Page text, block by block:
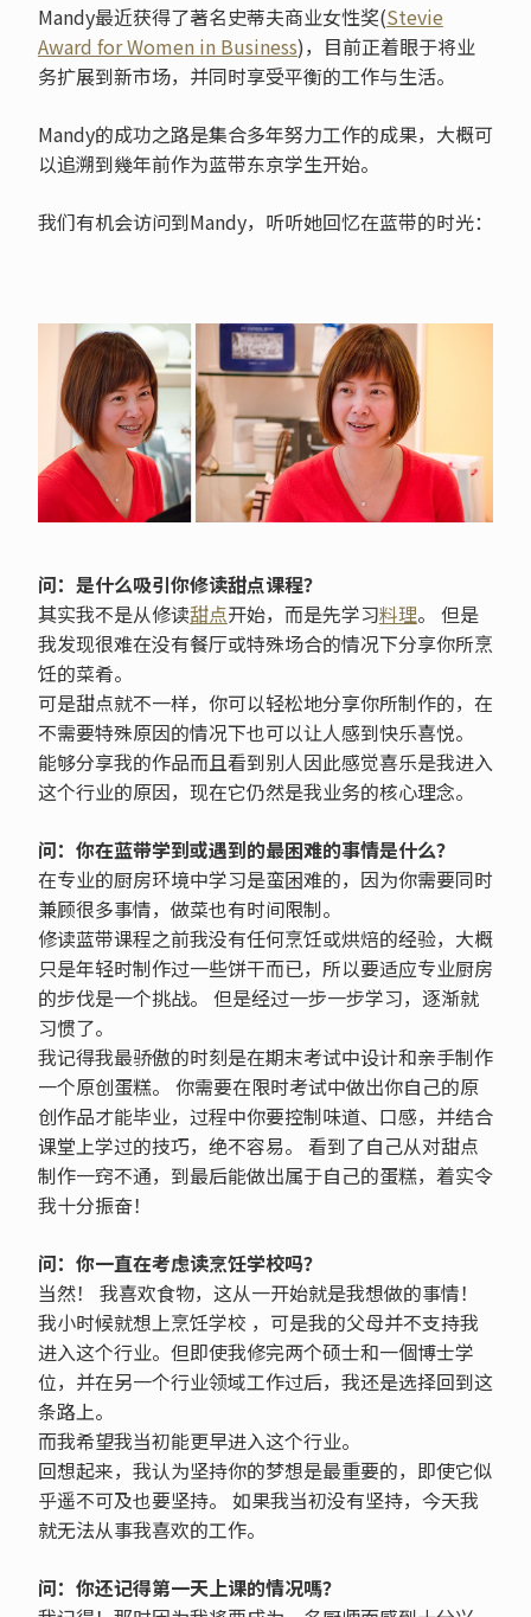
Mandy最近获得了著名史蒂夫商业女性奖(Stevie
Award for Women in Business)，目前正着眼于将业
务扩展到新市场，并同时享受平衡的工作与生活。
Mandy的成功之路是集合多年努力工作的成果，大概可
以追溯到幾年前作为蓝带东京学生开始。
我们有机会访问到Mandy，听听她回忆在蓝带的时光：
问：是什么吸引你修读甜点课程？
其实我不是从修读甜点开始，而是先学习料理。 但是
我发现很难在没有餐厅或特殊场合的情况下分享你所烹
饪的菜肴。
可是甜点就不一样，你可以轻松地分享你所制作的，在
不需要特殊原因的情况下也可以让人感到快乐喜悦。
能够分享我的作品而且看到别人因此感觉喜乐是我进入
这个行业的原因，现在它仍然是我业务的核心理念。
问：你在蓝带学到或遇到的最困难的事情是什么？
在专业的厨房环境中学习是蛮困难的，因为你需要同时
兼顾很多事情，做菜也有时间限制。
修读蓝带课程之前我没有任何烹饪或烘焙的经验，大概
只是年轻时制作过一些饼干而已，所以要适应专业厨房
的步伐是一个挑战。 但是经过一步一步学习，逐渐就
习惯了。
我记得我最骄傲的时刻是在期末考试中设计和亲手制作
一个原创蛋糕。 你需要在限时考试中做出你自己的原
创作品才能毕业，过程中你要控制味道、口感，并结合
课堂上学过的技巧，绝不容易。 看到了自己从对甜点
制作一窍不通，到最后能做出属于自己的蛋糕，着实令
我十分振奋！
问：你一直在考虑读烹饪学校吗？
当然！ 我喜欢食物，这从一开始就是我想做的事情！
我小时候就想上烹饪学校 ，可是我的父母并不支持我
进入这个行业。但即使我修完两个硕士和一個博士学
位，并在另一个行业领域工作过后，我还是选择回到这
条路上。
而我希望我当初能更早进入这个行业。
回想起来，我认为坚持你的梦想是最重要的，即使它似
乎遥不可及也要坚持。 如果我当初没有坚持，今天我
就无法从事我喜欢的工作。
问：你还记得第一天上课的情况嗎？